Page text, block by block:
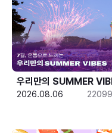
우리만의 SUMMER
2026.08.06 22099